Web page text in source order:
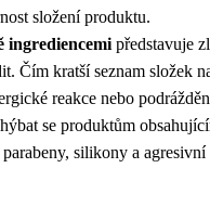
složení produktu.
ingrediencemi představuje
Čím kratší seznam složek
reakce nebo
se produktům
silikony a agresivní